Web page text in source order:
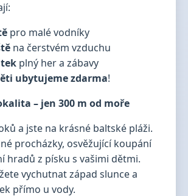
pro malé vodníky
na čerstvém vzduchu
plný her a zábavy
ubytujeme zdarma!
– jen 300 m od moře
a jste na krásné baltské pláži.
procházky, osvěžující koupání
hradů z písku s vašimi dětmi.
vychutnat západ slunce a
přímo u vody.